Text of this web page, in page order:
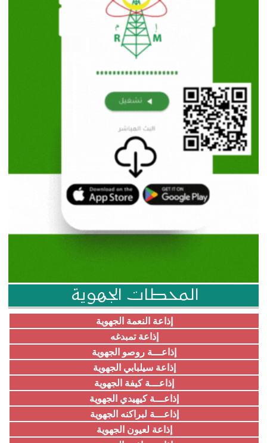
المحطات الجهوية
إذاعة النعمة الجهوية
إذاعة تمبدغه
إذاعـــة روصو الجهوية
إذاعة سيلبابي الجهوية
إذاعـــة كيفة الجهوية
إذاعـــة كيهيدي الجهوية
إذاعـــة لبراكنه الجهوية
إذاعة لعيون الجهوية